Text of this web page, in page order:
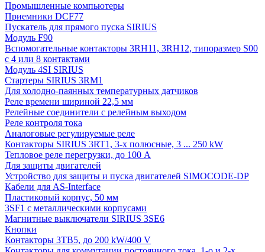
Промышленные компьютеры
Приемники DCF77
Пускатель для прямого пуска SIRIUS
Модуль F90
Вспомогательные контакторы 3RH11, 3RH12, типоразмер S00
с 4 или 8 контактами
Модуль 4SI SIRIUS
Стартеры SIRIUS 3RM1
Для холодно-паянных температурных датчиков
Реле времени шириной 22,5 мм
Релейные соединители с релейным выходом
Реле контроля тока
Аналоговые регулируемые реле
Контакторы SIRIUS 3RT1, 3-х полюсные, 3 ... 250 kW
Тепловое реле перегрузки, до 100 A
Для защиты двигателей
Устройство для защиты и пуска двигателей SIMOCODE-DP
Кабели для AS-Interface
Пластиковый корпус, 50 мм
3SF1 с металлическими корпусами
Магнитные выключатели SIRIUS 3SE6
Кнопки
Контакторы 3TB5, до 200 kW/400 V